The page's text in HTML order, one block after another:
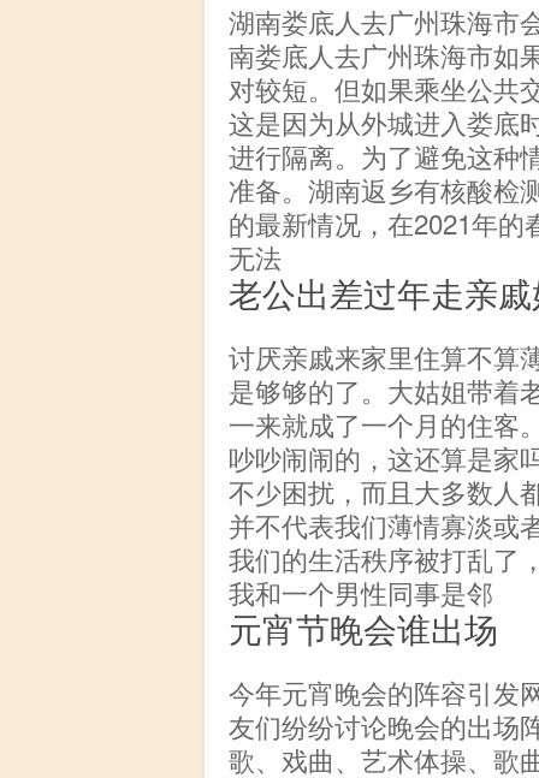
湖南娄底人去广州珠海市
南娄底人去广州珠海市如
对较短。但如果乘坐公共
这是因为从外城进入娄底
进行隔离。为了避免这种
准备。湖南返乡有核酸检
的最新情况，在2021年
无法
老公出差过年走亲
讨厌亲戚来家里住算不算
是够够的了。大姑姐带着
一来就成了一个月的住客
吵吵闹闹的，这还算是家
不少困扰，而且大多数人
并不代表我们薄情寡淡或
我们的生活秩序被打乱了
我和一个男性同事是邻
元宵节晚会谁出场
今年元宵晚会的阵容引发
友们纷纷讨论晚会的出场
歌、戏曲、艺术体操、歌